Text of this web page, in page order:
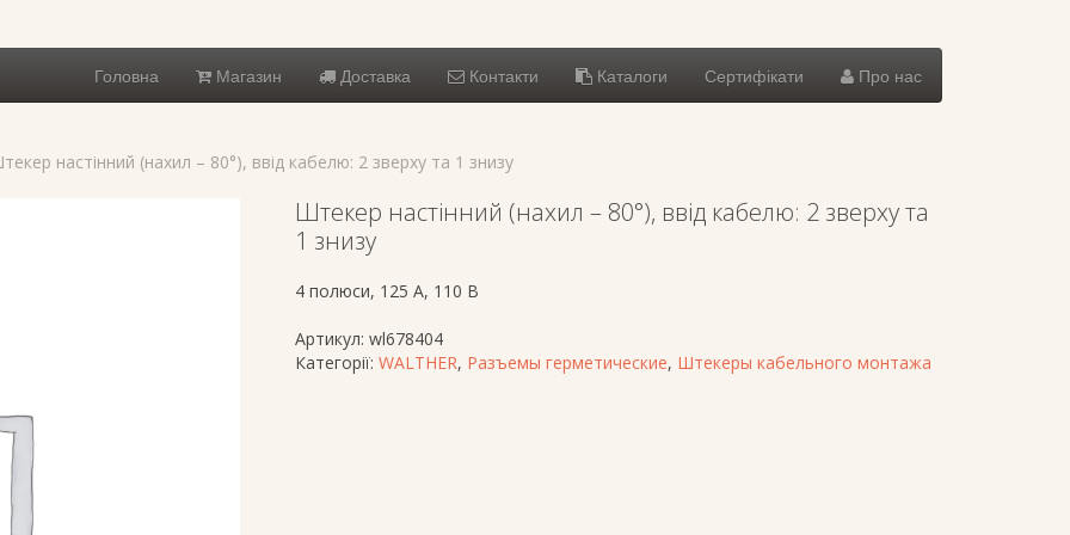
Головна Магазин Доставка Контакти Каталоги Сертифікати Про нас
настінний (нахил – 80°), ввід кабелю: 2 зверху та 1 знизу
Штекер настінний (нахил – 80°), ввід кабелю: 2 зверху та
1 знизу
4 полюси, 125 A, 110 В
Артикул: wl678404
Категорії: WALTHER, Разъемы герметические, Штекеры кабельного монтажа